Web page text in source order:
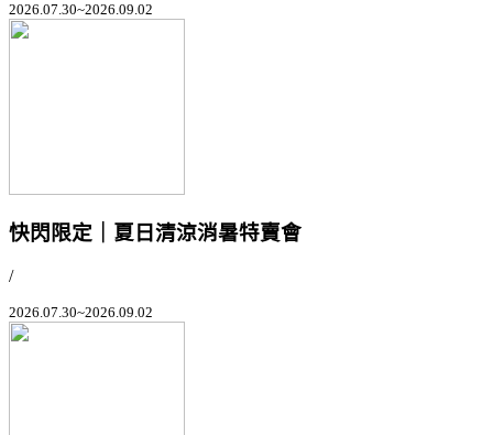
2026.07.30~2026.09.02
快閃限定｜夏日清涼消暑特賣會
/
2026.07.30~2026.09.02